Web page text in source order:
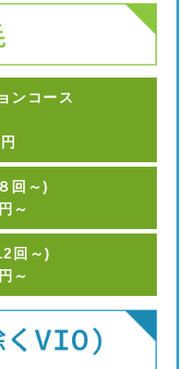
ンコース
円
回～)
円 ～
回～)
円 ～